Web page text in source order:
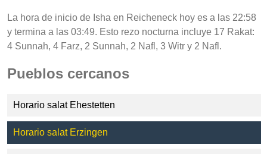
La hora de inicio de Isha en Reicheneck hoy es a las 22:58
y termina a las 03:49. Esto rezo nocturna incluye 17 Rakat:
4 Sunnah, 4 Farz, 2 Sunnah, 2 Nafl, 3 Witr y 2 Nafl.
Pueblos cercanos
Horario salat Ehestetten
Horario salat Erzingen